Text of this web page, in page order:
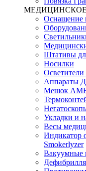
Оснащение
Штативы
Носилки
Осветители
Аппараты
Мешок
Укладки и
Весы
Индикатор
Smokerlyzer
Вакуумные